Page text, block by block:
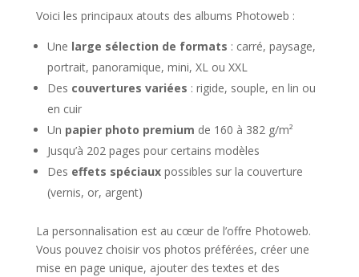
Voici les principaux atouts des albums Photoweb :
Une large sélection de formats : carré, paysage,
portrait, panoramique, mini, XL ou XXL
Des couvertures variées : rigide, souple, en lin ou
en cuir
Un papier photo premium de 160 à 382 g/m²
Jusqu’à 202 pages pour certains modèles
Des effets spéciauxpossibles sur la couverture
(vernis, or, argent)
La personnalisation est au cœur de l’offre Photoweb.
Vous pouvez choisir vos photos préférées, créer une
mise en page unique, ajouter des textes et des